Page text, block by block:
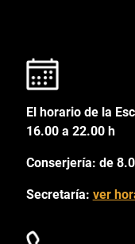
El horario de la
16.00 a 22.00 h
Conserjería: de
Secretaría: ver